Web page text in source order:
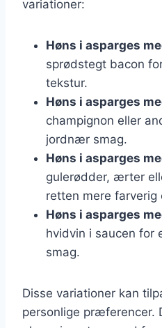
variationer:
Høns i asparges
sprødstegt bacon
tekstur.
Høns i asparges
champignon eller
jordnær smag.
Høns i asparges
gulerødder, ærter
retten mere farverig
Høns i asparges
hvidvin i saucen for
smag.
Disse variationer kan
personlige præferencer.